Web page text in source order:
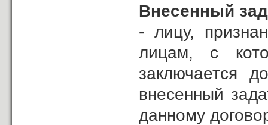
Внесенный
- лицу,
лицам, с
заключается
внесенный
данному